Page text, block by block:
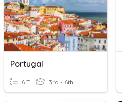
Portugal
6 T 3rd - 6th